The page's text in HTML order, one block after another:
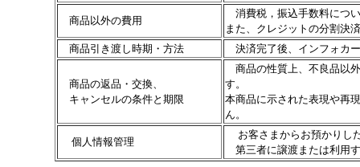
商品以外の費用
消費税，振込手数料につ
また、クレジットの分割決
商品引き渡し時期・方法
決済完了後、インフォカ
商品の返品・交換、
キャンセルの条件と期限
商品の性質上、不良品以
す。
本商品に示された表現や再
ん。
個人情報管理
お客さまからお預かりし
第三者に譲渡または利用